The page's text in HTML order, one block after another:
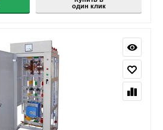
один клик